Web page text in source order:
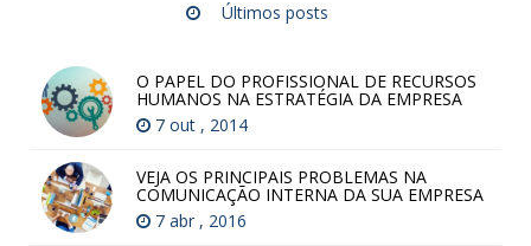
Últimos posts
O PAPEL DO PROFISSIONAL DE RECURSOS
HUMANOS NA ESTRATÉGIA DA EMPRESA
7 out , 2014
VEJA OS PRINCIPAIS PROBLEMAS NA
COMUNICAÇÃO INTERNA DA SUA EMPRESA
7 abr , 2016